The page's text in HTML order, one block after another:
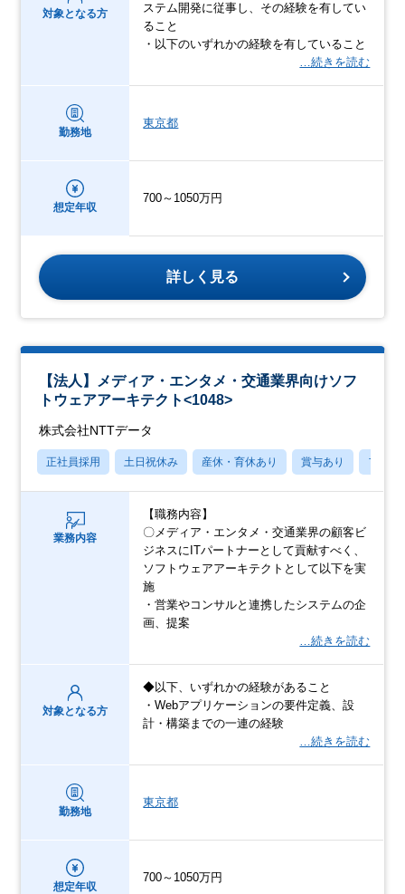
対象となる方
ステム開発に従事し、その経験を有してい
ること
・以下のいずれかの経験を有していること
…続きを読む
勤務地
東京都
想定年収
700～1050万円
詳しく見る
【法人】メディア・エンタメ・交通業界向けソフ
トウェアアーキテクト<1048>
株式会社NTTデータ
正社員採用 土日祝休み 産休・育休あり 賞与あり フレッ
業務内容
【職務内容】
〇メディア・エンタメ・交通業界の顧客ビ
ジネスにITパートナーとして貢献すべく、
ソフトウェアアーキテクトとして以下を実
施
・営業やコンサルと連携したシステムの企
画、提案
…続きを読む
対象となる方
◆以下、いずれかの経験があること
・Webアプリケーションの要件定義、設
計・構築までの一連の経験
…続きを読む
勤務地
東京都
想定年収
700～1050万円